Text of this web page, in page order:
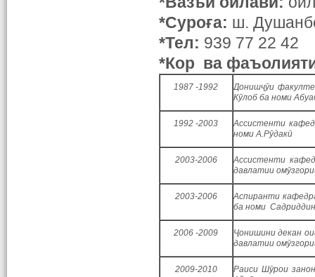
*Суроға: ш.
*Тел: 939 77 22 42
*Кор ва
1987 -1992
Донишҷӯи
Кӯлоб ба номи
1992 -2003
Ассистенти
номи А.Рӯдакӣ
2003-2006
Ассистенти
давлатии
2003-2006
Аспиранти
ба номи
2006 -2009
Ҷонишини декан
давлатии
2009-2010
Раиси Шӯрои